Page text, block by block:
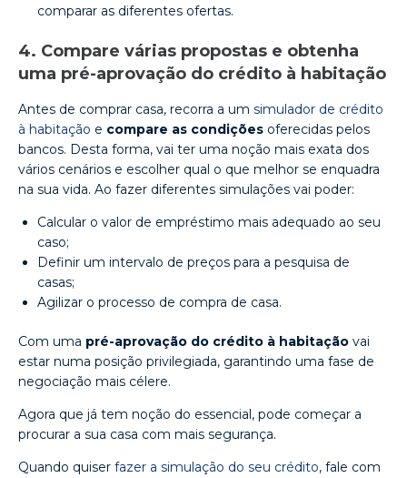
comparar as diferentes ofertas.
4. Compare várias propostas e obtenha
uma pré-aprovação do crédito à habitação
Antes de comprar casa, recorra a um simulador de crédito
à habitação e compare as condições oferecidas pelos
bancos. Desta forma, vai ter uma noção mais exata dos
vários cenários e escolher qual o que melhor se enquadra
na sua vida. Ao fazer diferentes simulações vai poder:
Calcular o valor de empréstimo mais adequado ao seu
caso;
Definir um intervalo de preços para a pesquisa de
casas;
Agilizar o processo de compra de casa.
Com uma pré-aprovação do crédito à habitação vai
estar numa posição privilegiada, garantindo uma fase de
negociação mais célere.
Agora que já tem noção do essencial, pode começar a
procurar a sua casa com mais segurança.
Quando quiser fazer a simulação do seu crédito, fale com